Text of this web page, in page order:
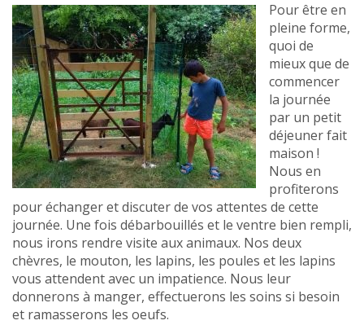
Pour être en
pleine forme,
quoi de
mieux que de
commencer
la journée
par un petit
déjeuner fait
maison !
Nous en
profiterons
pour échanger et discuter de vos attentes de cette
journée. Une fois débarbouillés et le ventre bien rempli,
nous irons rendre visite aux animaux. Nos deux
chèvres, le mouton, les lapins, les poules et les lapins
vous attendent avec un impatience. Nous leur
donnerons à manger, effectuerons les soins si besoin
et ramasserons les oeufs.